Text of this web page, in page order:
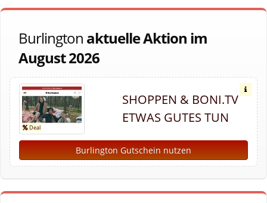
Burlington aktuelle Aktion im
August 2026
SHOPPEN & BONI.TV
ETWAS GUTES TUN
Burlington Gutschein nutzen